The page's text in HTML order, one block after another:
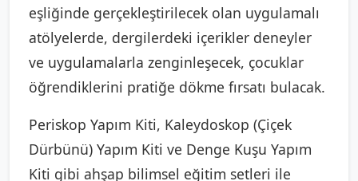
eşliğinde gerçekleştirilecek olan uygulamalı
atölyelerde, dergilerdeki içerikler deneyler
ve uygulamalarla zenginleşecek, çocuklar
öğrendiklerini pratiğe dökme fırsatı bulacak.
Periskop Yapım Kiti, Kaleydoskop (Çiçek
Dürbünü) Yapım Kiti ve Denge Kuşu Yapım
Kiti gibi ahşap bilimsel eğitim setleri ile